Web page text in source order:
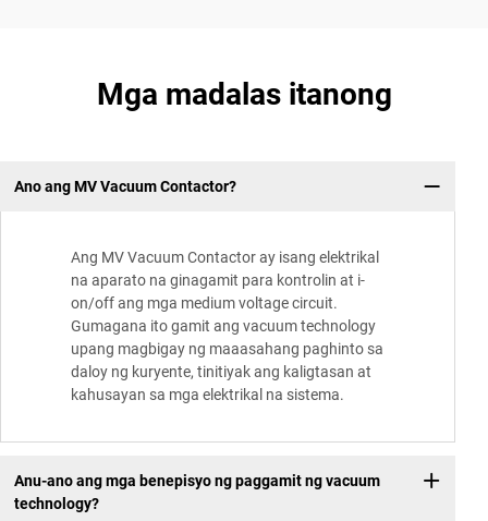
Mga madalas itanong
Ano ang MV Vacuum Contactor?
Ang MV Vacuum Contactor ay isang elektrikal
na aparato na ginagamit para kontrolin at i-
on/off ang mga medium voltage circuit.
Gumagana ito gamit ang vacuum technology
upang magbigay ng maaasahang paghinto sa
daloy ng kuryente, tinitiyak ang kaligtasan at
kahusayan sa mga elektrikal na sistema.
Anu-ano ang mga benepisyo ng paggamit ng vacuum
technology?